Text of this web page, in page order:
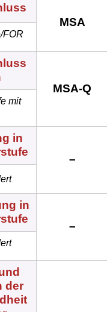
MSA
FOR
MSA-Q
mit
in
–
in
–
der